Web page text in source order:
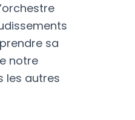
sa
notre
les autres